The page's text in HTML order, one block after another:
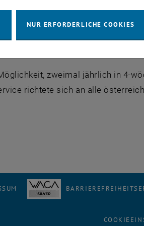
zweimal jährlich in 4-
richtete sich an alle
NUR ERFORDERLICHE COOKIES